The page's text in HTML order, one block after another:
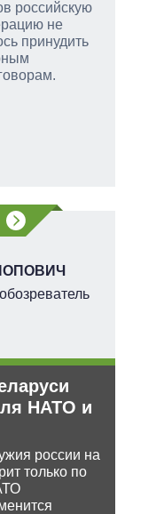
российскую
не
принудить
НАТО и
россии на
только по